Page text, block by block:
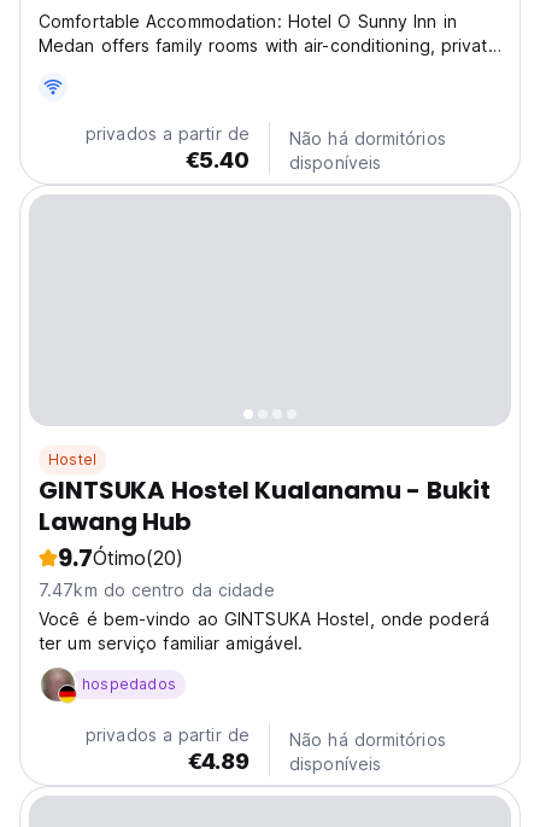
Comfortable Accommodation: Hotel O Sunny Inn in
Medan offers family rooms with air-conditioning, private
Each room includes a work desk, TV, and wardrobe,
ensuring a pleasant stay. Convenient Facilities:
Guests...privados a partir de
€5.40
Não há dormitórios
disponíveis
Hostel
GINTSUKA Hostel Kualanamu - Bukit
Lawang Hub
9.7Ótimo(20)
7.47km do centro da cidade
Você é bem-vindo ao GINTSUKA Hostel, onde poderá
ter um serviço familiar amigável.
hospedados
privados a partir de
€4.89
Não há dormitórios
disponíveis